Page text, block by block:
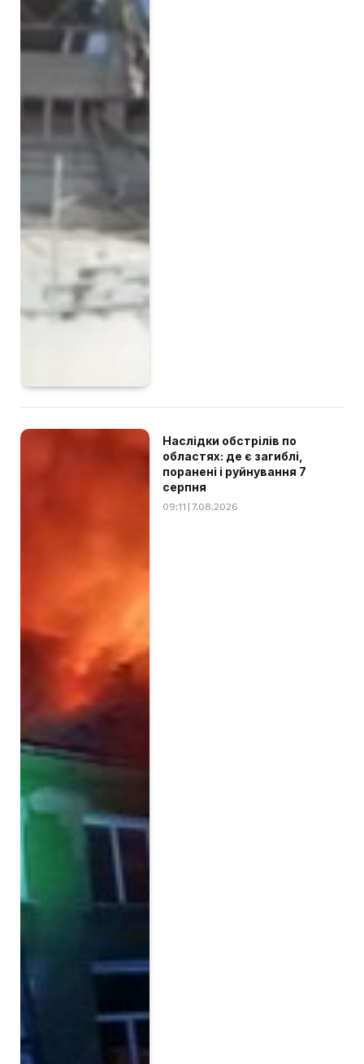
Наслідки обстрілів по
областях: де є загиблі,
поранені і руйнування 7
серпня
09:11 | 7.08.2026